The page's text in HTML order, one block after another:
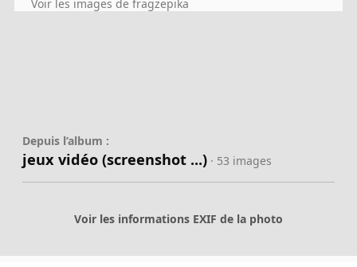
Voir les images de fragzepika
Depuis l’album :
jeux vidéo (screenshot ...) · 53 images
Voir les informations EXIF de la photo